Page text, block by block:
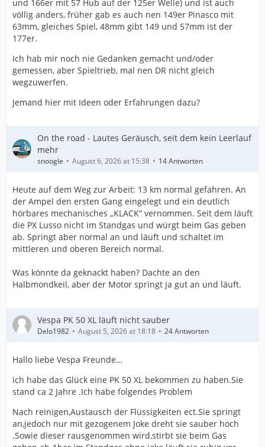
und 166er mit 57 Hub auf der 125er Welle) und ist auch
völlig anders, früher gab es auch nen 149er Pinasco mit
63mm, gleiches Spiel, 48mm gibt 149 und 57mm ist der
177er.
Ich hab mir noch nie Gedanken gemacht und/oder
gemessen, aber Spieltrieb, mal nen DR nicht gleich
wegzuwerfen.
Jemand hier mit Ideen oder Erfahrungen dazu?
On the road - Lautes Geräusch, seit dem kein Leerlauf
mehr
snoogle August 6, 2026 at 15:38 14 Antworten
Heute auf dem Weg zur Arbeit: 13 km normal gefahren. An
der Ampel den ersten Gang eingelegt und ein deutlich
hörbares mechanisches „KLACK“ vernommen. Seit dem läuft
die PX Lusso nicht im Standgas und würgt beim Gas geben
ab. Springt aber normal an und läuft und schaltet im
mittleren und oberen Bereich normal.
Was könnte da geknackt haben? Dachte an den
Halbmondkeil, aber der Motor springt ja gut an und läuft.
Vespa PK 50 XL läuft nicht sauber
Delo1982 August 5, 2026 at 18:18 24 Antworten
Hallo liebe Vespa Freunde…
ich habe das Glück eine PK 50 XL bekommen zu haben.Sie
stand ca 2 Jahre .Ich habe folgendes Problem
Nach reinigen,Austausch der Flüssigkeiten ect.Sie springt
an,jedoch nur mit gezogenem Joke dreht sie sauber hoch
.Sowie dieser rausgenommen wird,stirbt sie beim Gas